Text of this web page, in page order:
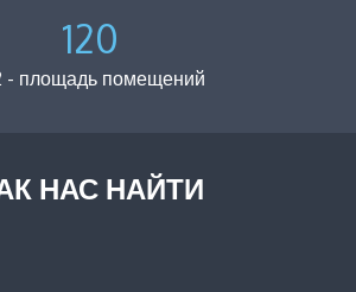
120
- площадь помещений
НАС НАЙТИ